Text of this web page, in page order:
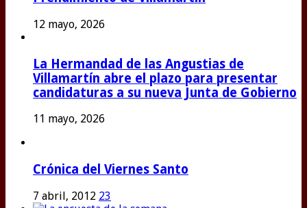
12 mayo, 2026
La Hermandad de las Angustias de
Villamartín abre el plazo para presentar
candidaturas a su nueva Junta de Gobierno
11 mayo, 2026
Crónica del Viernes Santo
7 abril, 2012 23